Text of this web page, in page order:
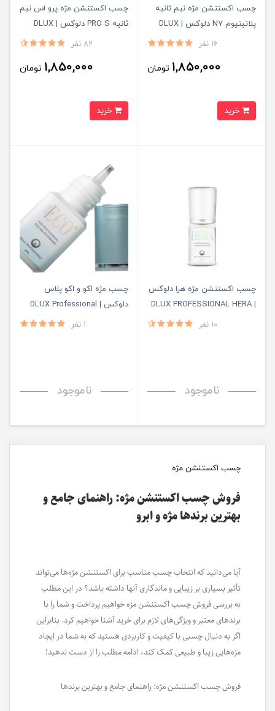
چسب اکستنشن مژه نیم ثانیه
پلاتینیوم N7 دلوکس | DLUX
Professional
16 نفر
1,850,000 تومان
چسب اکستنشن مژه پرو اس نیم
ثانیه PRO S دلوکس | DLUX
Professional
82 نفر
1,850,000 تومان
چسب اکستنشن مژه هرا دلوکس
| DLUX PROFESSIONAL HERA
10 نفر
ناموجود
چسب مژه اکو و اکو پلاس
دلوکس | DLUX Professional
1 نفر
ناموجود
چسب اکستنشن مژه
فروش چسب اکستنشن مژه: راهنمای جامع و
بهترین برندها مژه و ابرو
آیا می‌دانید که انتخاب چسب مناسب برای اکستنشن مژه‌ها می‌تواند
تأثیر بسیاری بر زیبایی و ماندگاری آنها داشته باشد؟ در این مطلب
به بررسی فروش چسب اکستنشن مژه خواهیم پرداخت و شما را با
برندهای معتبر و ویژگی‌های لازم برای خرید آشنا خواهیم کرد. بنابراین
اگر به دنبال چسبی با کیفیت و کاربردی هستید که به شما در ایجاد
مژه‌هایی زیبا و طبیعی کمک کند، ادامه مطلب را از دست ندهید!
فروش چسب اکستنشن مژه: راهنمای جامع و بهترین برندها